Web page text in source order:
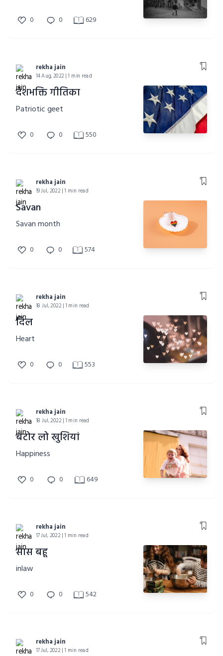
0 0 629
rekha jain
14 Aug, 2022 | 1 min read
देशभक्ति गीतिका
Patriotic geet
0 0 550
rekha jain
19 Jul, 2022 | 1 min read
Savan
Savan month
0 0 574
rekha jain
18 Jul, 2022 | 1 min read
दिल
Heart
0 0 553
rekha jain
18 Jul, 2022 | 1 min read
बटोर लो खुशियां
Happiness
0 0 649
rekha jain
17 Jul, 2022 | 1 min read
सास बहू
inlaw
0 0 542
rekha jain
17 Jul, 2022 | 1 min read